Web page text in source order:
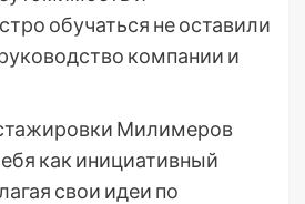
обучаться не оставили
компании и
Милимеров
как инициативный
свои идеи по